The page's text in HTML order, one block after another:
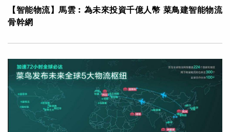
【智能物流】馬雲︰為未來投資千億人幣 菜鳥建智能物流
骨幹網